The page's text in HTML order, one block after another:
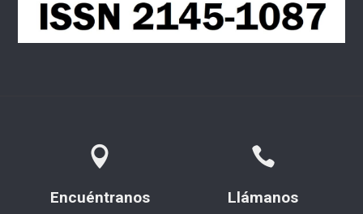
Encuéntranos Llámanos